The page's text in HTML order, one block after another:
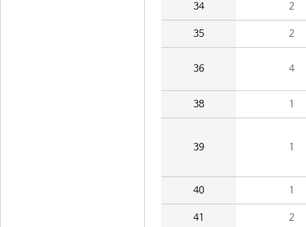
34 2
35 2
36 4
38 1
39 1
40 1
41 2